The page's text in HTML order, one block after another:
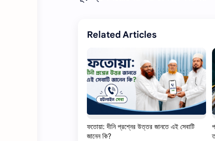
Related Articles
ফতোয়া: দীনি প্রশ্নের উত্তর জানতে এই সেবাটি
জানেন কি?